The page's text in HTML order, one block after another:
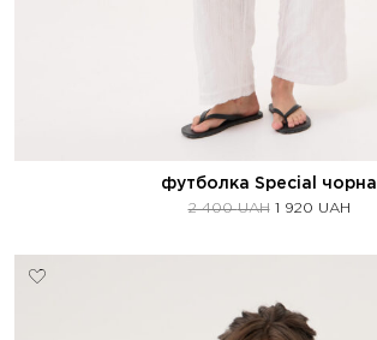
футболка Special чорна
2 400UAH 1 920 UAH